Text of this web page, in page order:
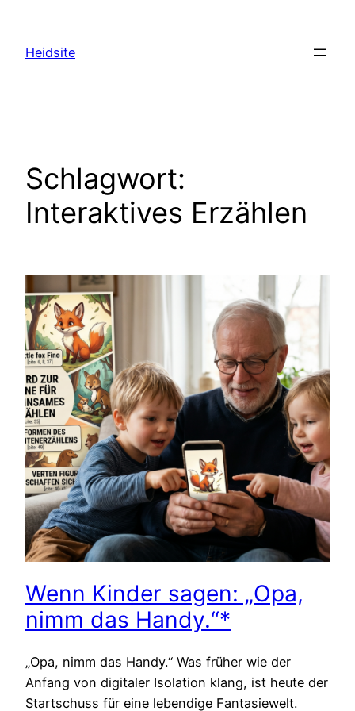
springen
Heidsite
Schlagwort:
Interaktives Erzählen
Wenn Kinder sagen: „Opa,
nimm das Handy.“*
„Opa, nimm das Handy.“ Was früher wie der
Anfang von digitaler Isolation klang, ist heute der
Startschuss für eine lebendige Fantasiewelt.